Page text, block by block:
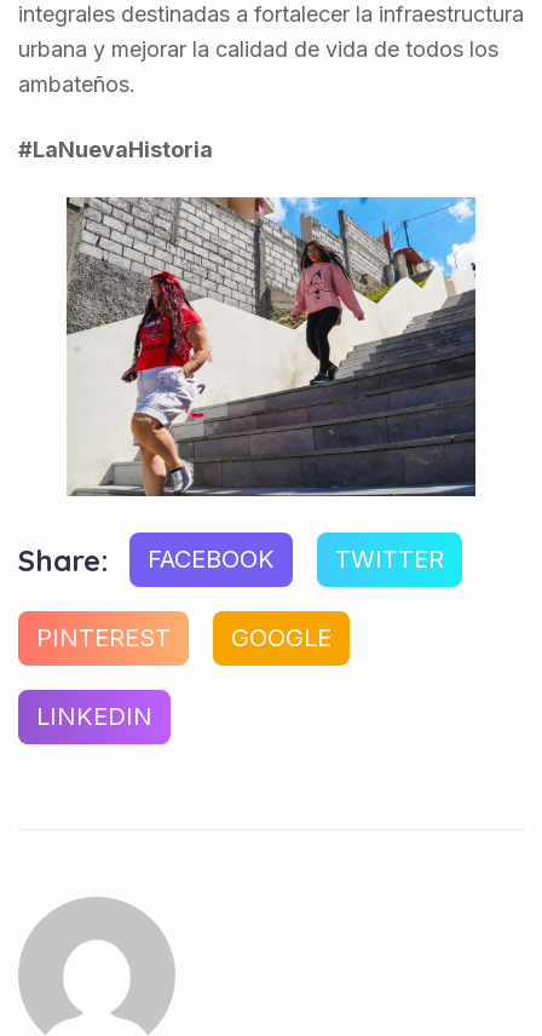
integrales destinadas a fortalecer la infraestructura
urbana y mejorar la calidad de vida de todos los
ambateños.
#LaNuevaHistoria
Share: FACEBOOK TWITTER
PINTEREST GOOGLE
LINKEDIN